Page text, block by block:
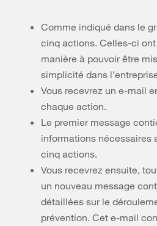
Comme indiqué dans le
cinq actions. Celles-ci
manière à pouvoir être
simplicité dans
Vous recevrez un e-mail
chaque action.
Le premier message
informations nécessaires
cinq actions.
Vous recevrez ensuite,
un nouveau message
détaillées sur le
prévention. Cet e-mail